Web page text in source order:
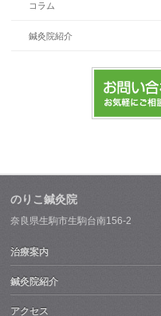
コラム
鍼灸院紹介
のりこ鍼灸院
奈良県生駒市生駒台南156-2
治療案内
鍼灸院紹介
アクセス